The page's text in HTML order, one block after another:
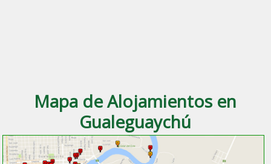
Mapa de Alojamientos en
Gualeguaychú